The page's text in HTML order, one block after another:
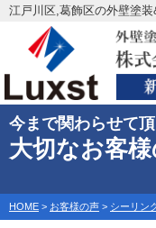
江戸川区,葛飾区の外壁塗
今まで関わらせて
大切なお客
HOME > お客様の声 > シーリン